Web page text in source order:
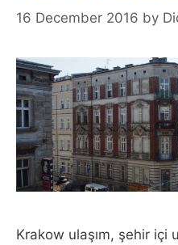
16 December 2016 by
Krakow ulaşım, şehir içi